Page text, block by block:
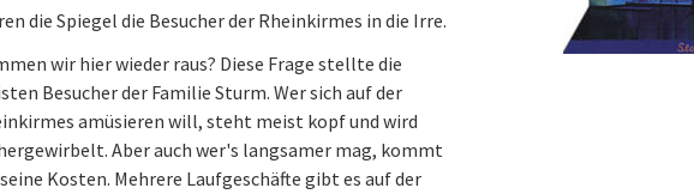
die Spiegel die Besucher der Rheinkirmes in die Irre.
wir hier wieder raus? Diese Frage stellte die
Besucher der Familie Sturm. Wer sich auf der
amüsieren will, steht meist kopf und wird
Aber auch wer's langsamer mag, kommt
Kosten. Mehrere Laufgeschäfte gibt es auf der